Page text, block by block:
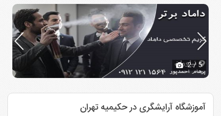
2/ 5
آموزشگاه آرایشگری در حکیمیه تهران